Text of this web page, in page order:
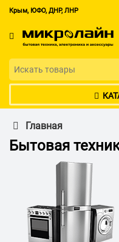
Крым, ЮФО, ДНР, ЛНР
Главная
Бытовая